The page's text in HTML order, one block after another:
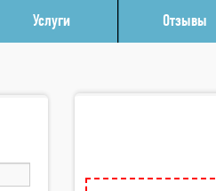
Услуги Отзывы